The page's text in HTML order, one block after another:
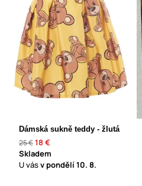
Dámská sukně teddy - žlutá
25 €18 €
Skladem
U vásv pondělí10. 8.